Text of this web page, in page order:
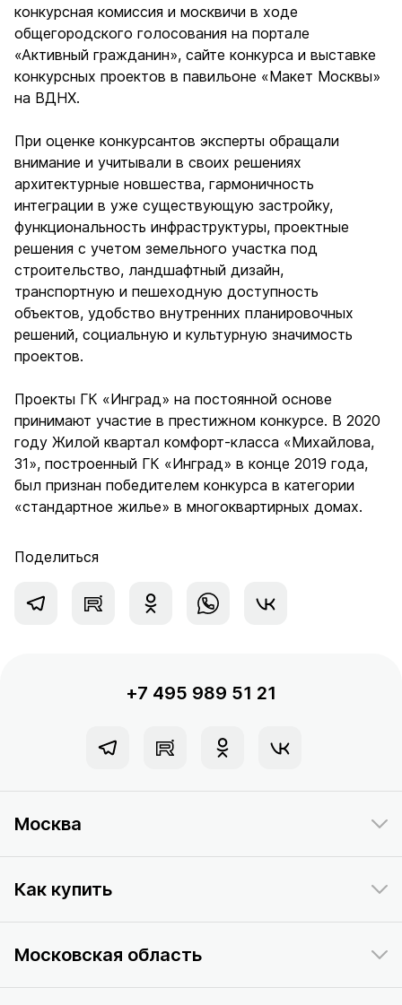
конкурсная комиссия и москвичи в ходе
общегородского голосования на портале
«Активный гражданин», сайте конкурса и выставке
конкурсных проектов в павильоне «Макет Москвы»
на ВДНХ.
При оценке конкурсантов эксперты обращали
внимание и учитывали в своих решениях
архитектурные новшества, гармоничность
интеграции в уже существующую застройку,
функциональность инфраструктуры, проектные
решения с учетом земельного участка под
строительство, ландшафтный дизайн,
транспортную и пешеходную доступность
объектов, удобство внутренних планировочных
решений, социальную и культурную значимость
проектов.
Проекты ГК «Инград» на постоянной основе
принимают участие в престижном конкурсе. В 2020
году Жилой квартал комфорт-класса «Михайлова,
31», построенный ГК «Инград» в конце 2019 года,
был признан победителем конкурса в категории
«стандартное жилье» в многоквартирных домах.
Поделиться
+7 495 989 51 21
Москва
Как купить
Московская область